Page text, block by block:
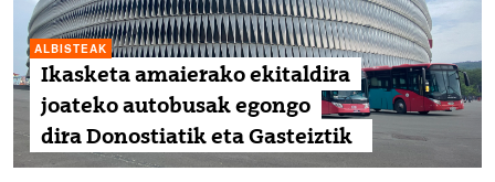
ALBISTEAK
Ikasketa amaierako ekitaldira
joateko autobusak egongo
dira Donostiatik eta Gasteiztik